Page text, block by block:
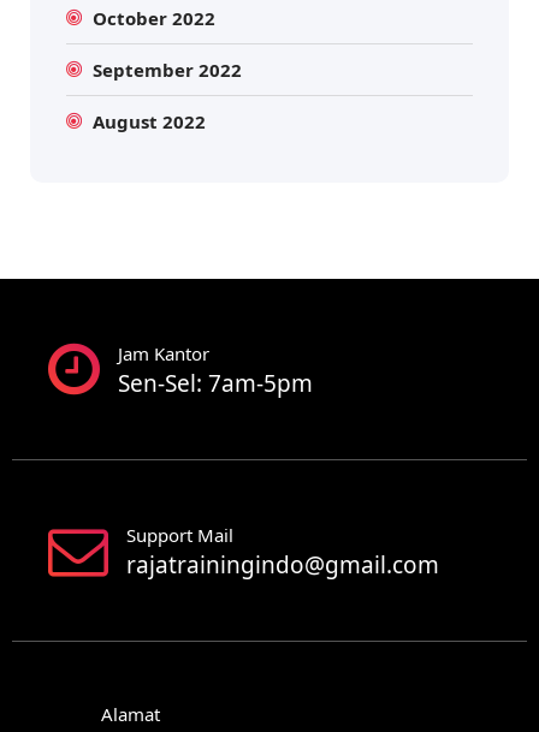
October 2022
September 2022
August 2022
Jam Kantor
Sen-Sel: 7am-5pm
Support Mail
rajatrainingindo@gmail.com
Alamat